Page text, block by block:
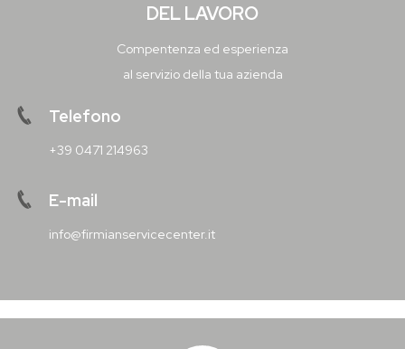
DEL LAVORO
Compentenza ed esperienza
al servizio della tua azienda
Telefono
+39 0471 214963
E-mail
info@firmianservicecenter.it